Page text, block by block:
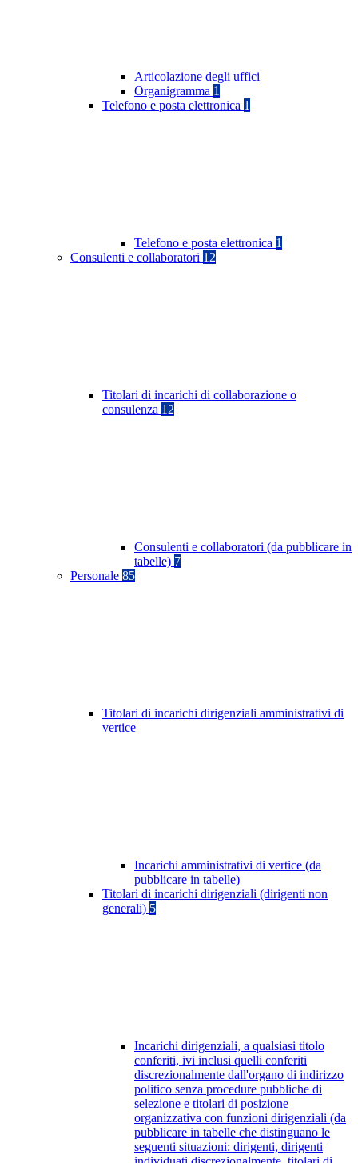
Articolazione degli uffici
Organigramma 1
Telefono e posta elettronica 1
Telefono e posta elettronica 1
Consulenti e collaboratori 12
Titolari di incarichi di collaborazione o
consulenza 12
Consulenti e collaboratori (da pubblicare in
tabelle) 7
Personale 85
Titolari di incarichi dirigenziali amministrativi di
vertice
Incarichi amministrativi di vertice (da
pubblicare in tabelle)
Titolari di incarichi dirigenziali (dirigenti non
generali) 5
Incarichi dirigenziali, a qualsiasi titolo
conferiti, ivi inclusi quelli conferiti
discrezionalmente dall'organo di indirizzo
politico senza procedure pubbliche di
selezione e titolari di posizione
organizzativa con funzioni dirigenziali (da
pubblicare in tabelle che distinguano le
seguenti situazioni: dirigenti, dirigenti